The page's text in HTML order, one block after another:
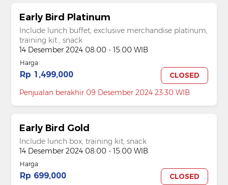
Early Bird Platinum
Include lunch buffet, exclusive merchandise platinum,
training kit , snack
14 Desember 2024 08:00 - 15:00 WIB
Harga
Rp 1,499,000
CLOSED
Penjualan berakhir 09 Desember 2024 23:30 WIB
Early Bird Gold
Include lunch box, training kit, snack
14 Desember 2024 08:00 - 15:00 WIB
Harga
Rp 699,000
CLOSED